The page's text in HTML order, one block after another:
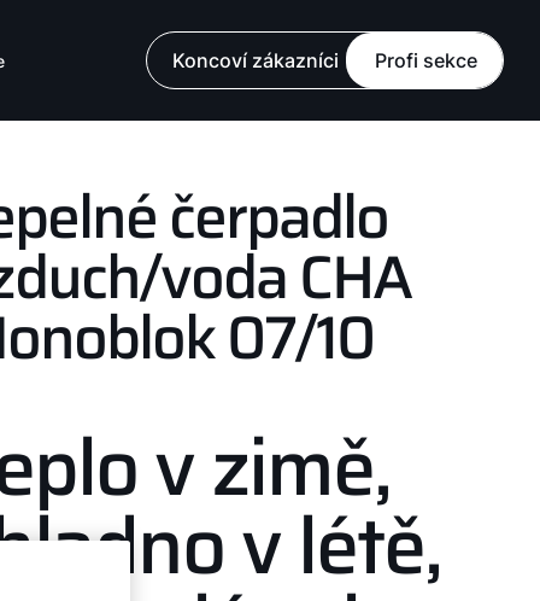
Koncoví zákazníci Profi sekce
čerpadlo
voda CHA
07/10
v zimě,
v létě,